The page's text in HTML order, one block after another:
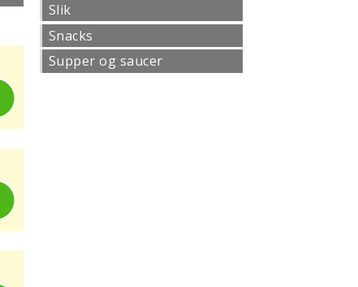
Slik
Snacks
Supper og saucer